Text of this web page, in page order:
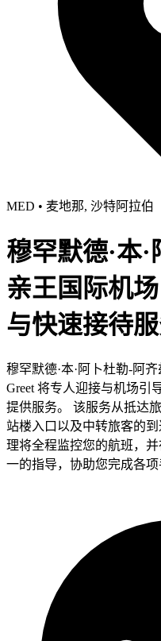
MED • 麦地那, 沙特阿拉伯
穆罕默德·本
亲王国际机
与快速接待
穆罕默德·本·阿卜杜勒-阿
Greet 将专人迎接与机场引
提供服务。 该服务从抵达
站楼入口以及中转旅客的
理将全程监控您的航班，
一的指导，协助您完成各项